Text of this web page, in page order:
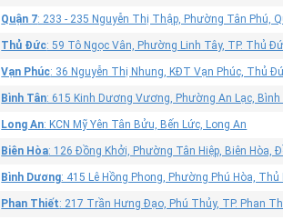
Quận 7: 233 - 235 Nguyễn Thị Thập, Phường Tân Phú,
Thủ Đức: 59 Tô Ngọc Vân, Phường Linh Tây, TP. Thủ
Vạn Phúc: 36 Nguyễn Thị Nhung, KĐT Vạn Phúc, Thủ
Bình Tân: 615 Kinh Dương Vương, Phường An Lạc, Bình
Long An: KCN Mỹ Yên Tân Bửu, Bến Lức, Long An
Biên Hòa: 126 Đồng Khởi, Phường Tân Hiệp, Biên Hòa,
Bình Dương: 415 Lê Hồng Phong, Phường Phú Hòa,
Phan Thiết: 217 Trần Hưng Đạo, Phú Thủy, TP. Phan